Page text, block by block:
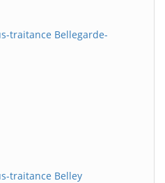
traitance Bellegarde-
traitance Belley